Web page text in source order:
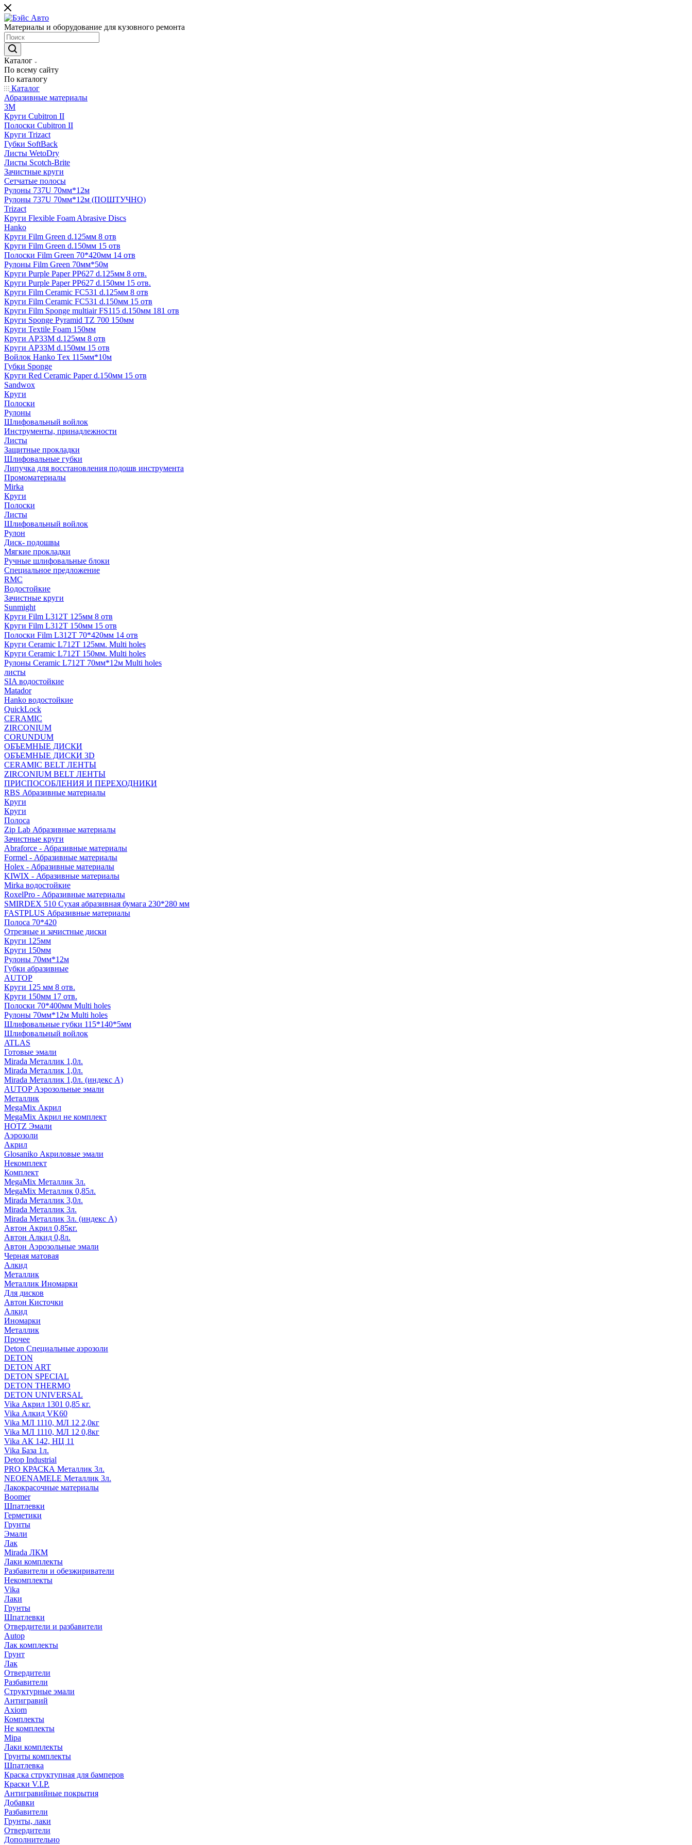
Материалы и оборудование для кузовного ремонта
Каталог
По всему сайту
По каталогу
Каталог
Абразивные материалы
3M
Круги Cubitron II
Полоски Cubitron II
Круги Trizact
Губки SoftBack
Листы WetoDry
Листы Scotch-Brite
Зачистные круги
Сетчатые полосы
Рулоны 737U 70мм*12м
Рулоны 737U 70мм*12м (ПОШТУЧНО)
Trizact
Круги Flexible Foam Abrasive Discs
Hanko
Круги Film Green d.125мм 8 отв
Круги Film Green d.150мм 15 отв
Полоски Film Green 70*420мм 14 отв
Рулоны Film Green 70мм*50м
Круги Purple Paper PP627 d.125мм 8 отв.
Круги Purple Paper PP627 d.150мм 15 отв.
Круги Film Ceramic FC531 d.125мм 8 отв
Круги Film Ceramic FC531 d.150мм 15 отв
Круги Film Sponge multiair FS115 d.150мм 181 отв
Круги Sponge Pyramid TZ 700 150мм
Круги Textile Foam 150мм
Круги AP33M d.125мм 8 отв
Круги AP33M d.150мм 15 отв
Войлок Hanko Tех 115мм*10м
Губки Sponge
Круги Red Ceramic Paper d.150мм 15 отв
Sandwox
Круги
Полоски
Рулоны
Шлифовальный войлок
Инструменты, принадлежности
Листы
Защитные прокладки
Шлифовальные губки
Липучка для восстановления подошв инструмента
Промоматериалы
Mirka
Круги
Полоски
Листы
Шлифовальный войлок
Рулон
Диск- подошвы
Мягкие прокладки
Ручные шлифовальные блоки
Специальное предложение
RMC
Водостойкие
Зачистные круги
Sunmight
Круги Film L312T 125мм 8 отв
Круги Film L312T 150мм 15 отв
Полоски Film L312T 70*420мм 14 отв
Круги Ceramic L712T 125мм. Multi holes
Круги Ceramic L712T 150мм. Multi holes
Рулоны Ceramic L712T 70мм*12м Multi holes
листы
SIA водостойкие
Matador
Hanko водостойкие
QuickLock
CERAMIC
ZIRCONIUM
СORUNDUM
ОБЪЕМНЫЕ ДИСКИ
ОБЪЕМНЫЕ ДИСКИ 3D
CERAMIC BELT ЛЕНТЫ
ZIRCONIUM BELT ЛЕНТЫ
ПРИСПОСОБЛЕНИЯ И ПЕРЕХОДНИКИ
RBS Абразивные материалы
Круги
Круги
Полоса
Zip Lab Абразивные материалы
Зачистные круги
Abraforce - Абразивные материалы
Formel - Абразивные материалы
Holex - Абразивные материалы
KIWIX - Абразивные материалы
Mirka водостойкие
RoxelPro - Абразивные материалы
SMIRDEX 510 Сухая абразивная бумага 230*280 мм
FASTPLUS Абразивные материалы
Полоса 70*420
Отрезные и зачистные диски
Круги 125мм
Круги 150мм
Рулоны 70мм*12м
Губки абразивные
AUTOP
Круги 125 мм 8 отв.
Круги 150мм 17 отв.
Полоски 70*400мм Multi holes
Рулоны 70мм*12м Multi holes
Шлифовальные губки 115*140*5мм
Шлифовальный войлок
ATLAS
Готовые эмали
Mirada Металлик 1,0л.
Mirada Металлик 1,0л.
Mirada Металлик 1,0л. (индекс А)
AUTOP Аэрозольные эмали
Металлик
MegaMix Акрил
MegaMix Акрил не комплект
HOTZ Эмали
Аэрозоли
Акрил
Glosaniko Акриловые эмали
Некомплект
Комплект
MegaMix Металлик 3л.
MegaMix Металлик 0,85л.
Mirada Металлик 3,0л.
Mirada Металлик 3л.
Mirada Металлик 3л. (индекс А)
Автон Акрил 0,85кг.
Автон Алкид 0,8л.
Автон Аэрозольные эмали
Черная матовая
Алкид
Металлик
Металлик Иномарки
Для дисков
Автон Кисточки
Алкид
Иномарки
Металлик
Прочее
Deton Специальные аэрозоли
DETON
DETON ART
DETON SPECIAL
DETON THERMO
DETON UNIVERSAL
Vika Акрил 1301 0,85 кг.
Vika Алкид VK60
Vika МЛ 1110, МЛ 12 2,0кг
Vika МЛ 1110, МЛ 12 0,8кг
Vika АК 142, НЦ 11
Vika База 1л.
Detop Industrial
PRO КРАСКА Металлик 3л.
NEOENAMELE Металлик 3л.
Лакокрасочные материалы
Boomer
Шпатлевки
Герметики
Грунты
Эмали
Лак
Mirada ЛКМ
Лаки комплекты
Разбавители и обезжириватели
Некомплекты
Vika
Лаки
Грунты
Шпатлевки
Отвердители и разбавители
Autop
Лак комплекты
Грунт
Лак
Отвердители
Разбавители
Структурные эмали
Антигравий
Axiom
Комплекты
Не комплекты
Mipa
Лаки комплекты
Грунты комплекты
Шпатлевка
Краска структупная для бамперов
Краски V.I.P.
Антигравийные покрытия
Добавки
Разбавители
Грунты, лаки
Отвердители
Дополнительно